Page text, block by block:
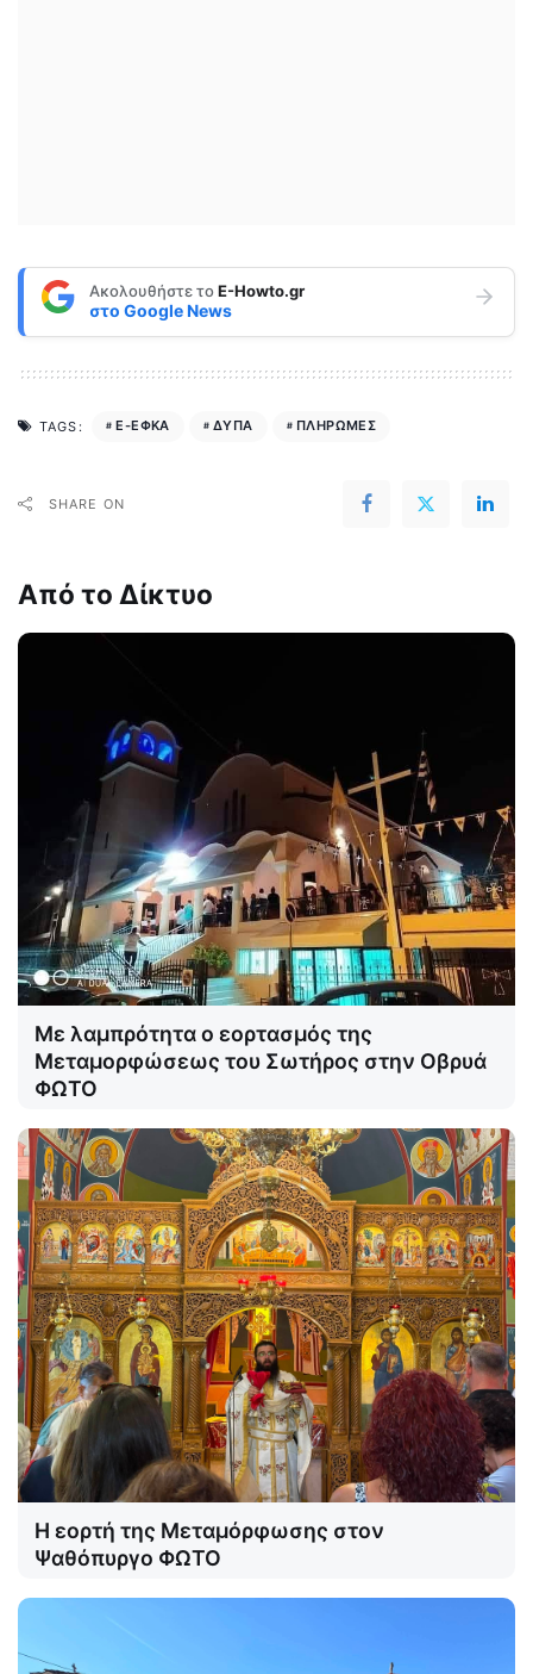
Ακολουθήστε τοE-Howto.gr
στο Google News
TAGS: E-ΕΦΚΑ ΔΥΠΑ ΠΛΗΡΩΜΕΣ
SHARE ON
Από το Δίκτυο
Με λαμπρότητα ο εορτασμός της
Μεταμορφώσεως του Σωτήρος στην Οβρυά
ΦΩΤΟ
Η εορτή της Μεταμόρφωσης στον
Ψαθόπυργο ΦΩΤΟ